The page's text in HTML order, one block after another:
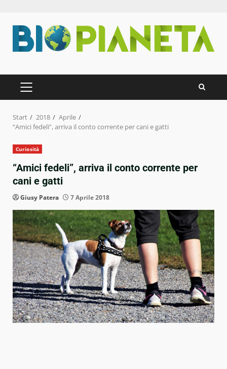
Inhalt
springen
PRIMÄRES
MENÜ
Start 2018
Aprile
“Amici fedeli”, arriva il conto corrente per cani e gatti
Curiosità
“Amici fedeli”, arriva il conto corrente per
cani e gatti
Giusy Patera 7 Aprile 2018